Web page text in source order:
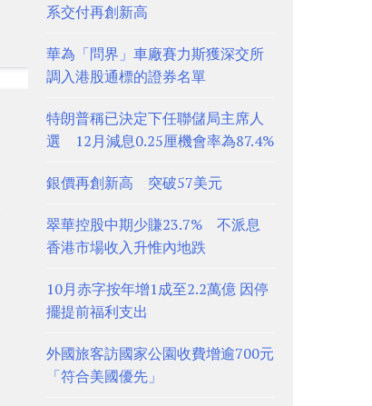
系交付再創新高
華為「問界」車廠賽力斯獲深交所
調入港股通標的證券名單
特朗普稱已決定下任聯儲局主席人
選 12月減息0.25厘機會率為87.4%
銀價再創新高 突破57美元
翠華控股中期少賺23.7% 不派息
香港市場收入升惟內地跌
10月赤字按年增1成至2.2萬億 因停
擺提前福利支出
外國旅客訪國家公園收費增逾700元
「符合美國優先」